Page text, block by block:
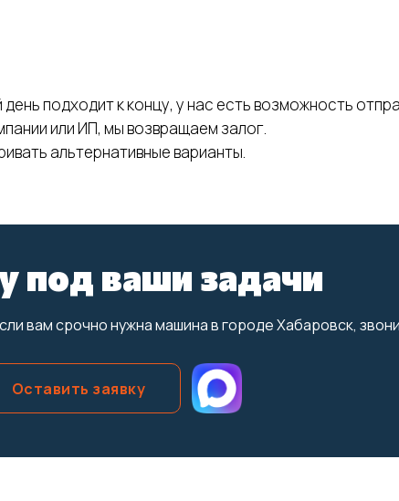
подходит к концу, у нас есть возможность
или ИП, мы возвращаем залог.
альтернативные варианты.
под ваши задачи
вам срочно нужна машина в городе Хабаровск,
Оставить заявку